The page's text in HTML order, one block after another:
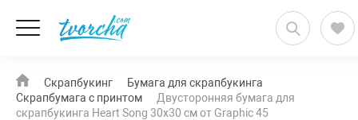
Скрапбукинг
Бумага для скрапбукинга
Скрапбумага с принтом
Двусторонняя бумага для
скрапбукинга Heart Song 30х30 см от Graphic 45